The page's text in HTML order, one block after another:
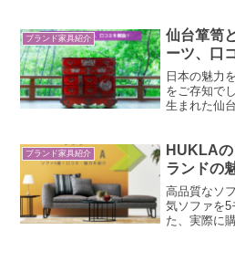
タイプだけ
水型ウォー
ブランド家具紹介
仙台箪笥
ーツ、口
日本の魅力
をご存知で
生まれた仙
があるので
笥の文化的
く解説しま
ブランド家具紹介
HUKLA
ランドの
高品質なソ
気ソファを5
た、実際に